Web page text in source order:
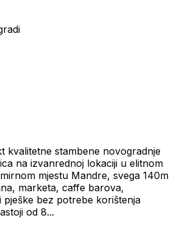
kvalitetne stambene novogradnje
na izvanrednoj lokaciji u elitnom
mjestu Mandre, svega 140m
marketa, caffe barova,
pješke bez potrebe korištenja
od 8...